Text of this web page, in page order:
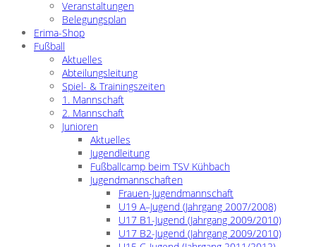
Veranstaltungen
Belegungsplan
Erima-Shop
Fußball
Aktuelles
Abteilungsleitung
Spiel- & Trainingszeiten
1. Mannschaft
2. Mannschaft
Junioren
Aktuelles
Jugendleitung
Fußballcamp beim TSV Kühbach
Jugendmannschaften
Frauen-Jugendmannschaft
U19 A–Jugend (Jahrgang 2007/2008)
U17 B1-Jugend (Jahrgang 2009/2010)
U17 B2-Jugend (Jahrgang 2009/2010)